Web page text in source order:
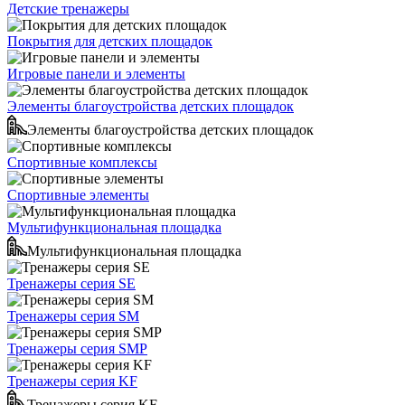
Детские тренажеры
Покрытия для детских площадок
Игровые панели и элементы
Элементы благоустройства детских площадок
Элементы благоустройства детских площадок
Спортивные комплексы
Спортивные элементы
Мультифункциональная площадка
Мультифункциональная площадка
Тренажеры серия SE
Тренажеры серия SM
Тренажеры серия SMP
Тренажеры серия KF